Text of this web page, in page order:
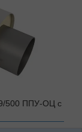
500 ППУ-ОЦ с